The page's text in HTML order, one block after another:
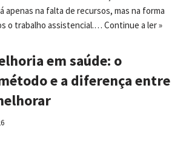
apenas na falta de recursos, mas na forma
o trabalho assistencial.… Continue a ler »
em saúde: o
e a diferença entre